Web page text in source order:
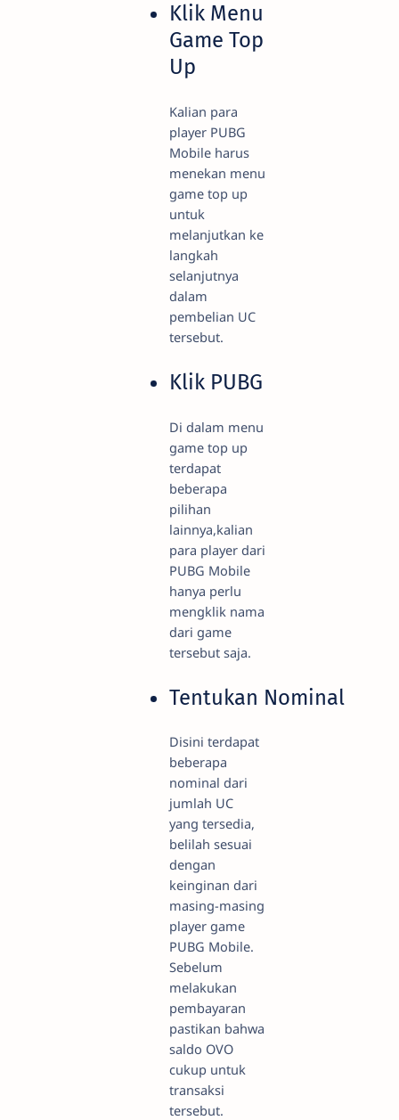
Klik Menu
Game Top
Up
Kalian para
player PUBG
Mobile harus
menekan menu
game top up
untuk
melanjutkan ke
langkah
selanjutnya
dalam
pembelian UC
tersebut.
Klik PUBG
Di dalam menu
game top up
terdapat
beberapa
pilihan
lainnya,kalian
para player dari
PUBG Mobile
hanya perlu
mengklik nama
dari game
tersebut saja.
Tentukan Nominal
Disini terdapat
beberapa
nominal dari
jumlah UC
yang tersedia,
belilah sesuai
dengan
keinginan dari
masing-masing
player game
PUBG Mobile.
Sebelum
melakukan
pembayaran
pastikan bahwa
saldo OVO
cukup untuk
transaksi
tersebut.